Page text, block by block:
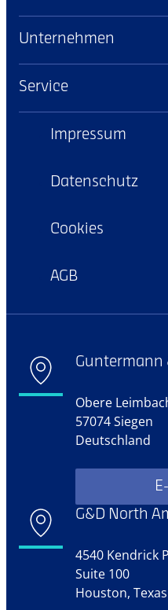
Unternehmen
Service
Impressum
Datenschutz
Cookies
AGB
Guntermann
Obere
57074 Siegen
Deutschland
G&D North
4540 Kendrick
Suite 100
Houston,